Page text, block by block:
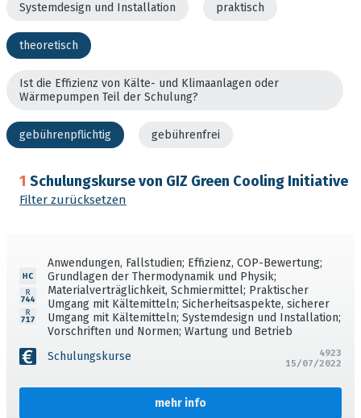
Systemdesign und Installation praktisch
theoretisch
Ist die Effizienz von Kälte- und Klimaanlagen oder
Wärmepumpen Teil der Schulung?
gebührenpflichtig gebührenfrei
1 Schulungskurse von GIZ Green Cooling Initiative
Filter zurücksetzen
Anwendungen, Fallstudien; Effizienz, COP-Bewertung;
Grundlagen der Thermodynamik und Physik;
Materialverträglichkeit, Schmiermittel; Praktischer
Umgang mit Kältemitteln; Sicherheitsaspekte, sicherer
Umgang mit Kältemitteln; Systemdesign und Installation;
Vorschriften und Normen; Wartung und Betrieb
Schulungskurse
mehr info
4923
15/07/2022